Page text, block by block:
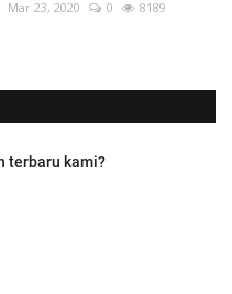
Mar 23, 2020 0 8189
terbaru kami?